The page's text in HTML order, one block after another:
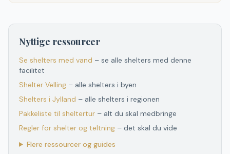
Nyttige ressourcer
Se shelters med vand – se alle shelters med denne
facilitet
Shelter Velling – alle shelters i byen
Shelters i Jylland – alle shelters i regionen
Pakkeliste til sheltertur – alt du skal medbringe
Regler for shelter og teltning – det skal du vide
Flere ressourcer og guides